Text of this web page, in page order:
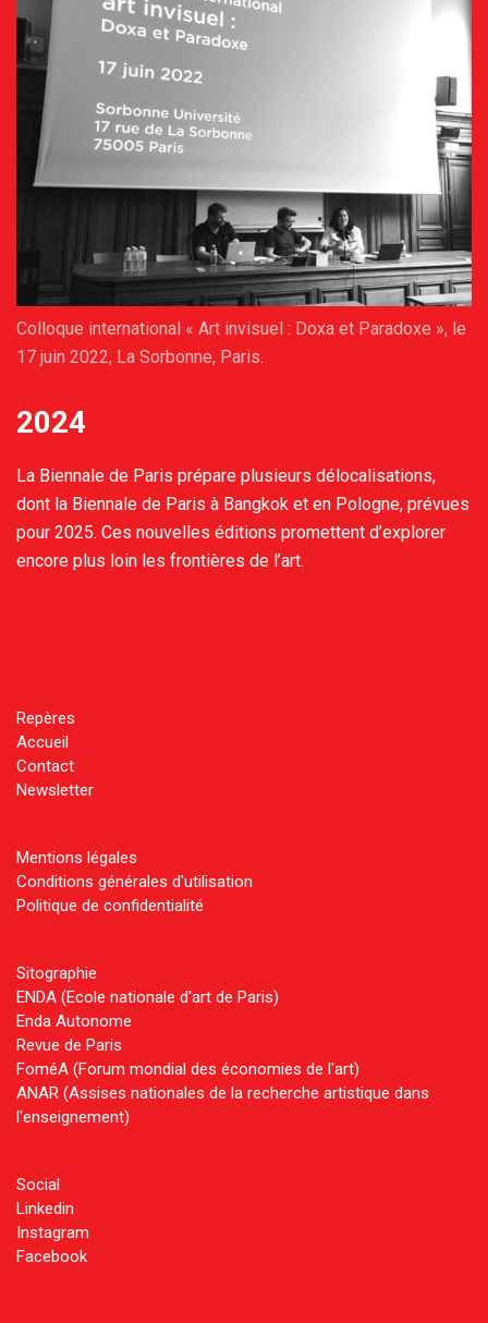
Colloque international « Art invisuel : Doxa et Paradoxe », le
17 juin 2022, La Sorbonne, Paris.
2024
La Biennale de Paris prépare plusieurs délocalisations,
dont la Biennale de Paris à Bangkok et en Pologne, prévues
pour 2025. Ces nouvelles éditions promettent d’explorer
encore plus loin les frontières de l’art.
Repères
Accueil
Contact
Newsletter
Mentions légales
Conditions générales d'utilisation
Politique de confidentialité
Sitographie
ENDA (Ecole nationale d'art de Paris)
Enda Autonome
Revue de Paris
FoméA (Forum mondial des économies de l'art)
ANAR (Assises nationales de la recherche artistique dans
l'enseignement)
Social
Linkedin
Instagram
Facebook